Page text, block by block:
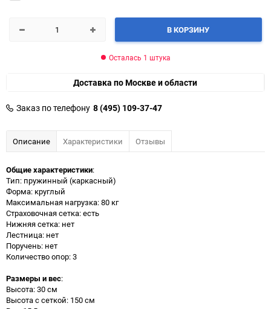
В КОРЗИНУ
Осталась 1 штука
Доставка по Москве и области
Заказ по телефону 8 (495) 109-37-47
Описание Характеристики Отзывы
Общие характеристики:
Тип: пружинный (каркасный)
Форма: круглый
Максимальная нагрузка: 80 кг
Страховочная сетка: есть
Нижняя сетка: нет
Лестница: нет
Поручень: нет
Количество опор: 3
Размеры и вес:
Высота: 30 см
Высота с сеткой: 150 см